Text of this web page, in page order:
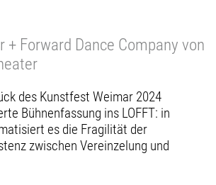
+ Forward Dance Company von
des Kunstfest Weimar 2024
Bühnenfassung ins LOFFT: in
es die Fragilität der
zwischen Vereinzelung und